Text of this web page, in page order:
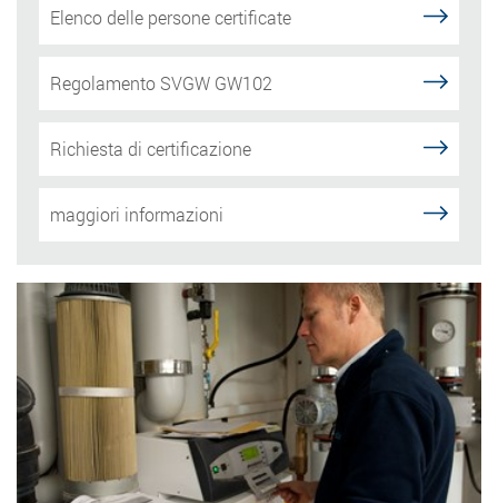
Elenco delle persone certificate
Regolamento SVGW GW102
Richiesta di certificazione
maggiori informazioni